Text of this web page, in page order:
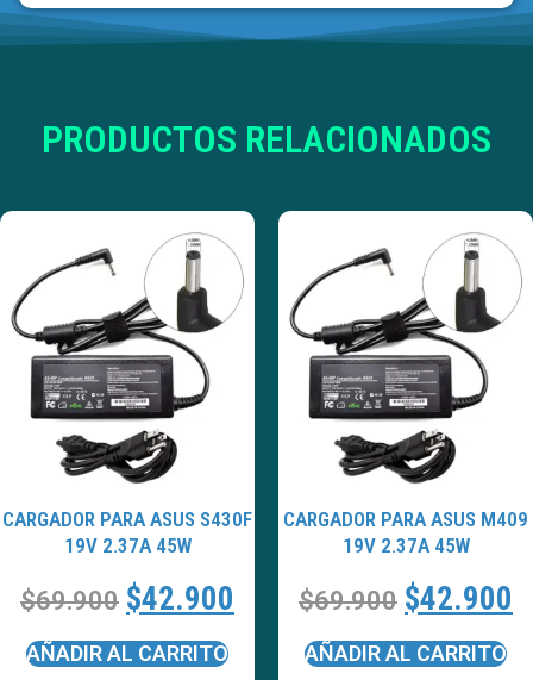
PRODUCTOS RELACIONADOS
CARGADOR PARA ASUS S430F
19V 2.37A 45W
$69.900 $42.900
AÑADIR AL CARRITO
CARGADOR PARA ASUS M409
19V 2.37A 45W
$69.900 $42.900
AÑADIR AL CARRITO